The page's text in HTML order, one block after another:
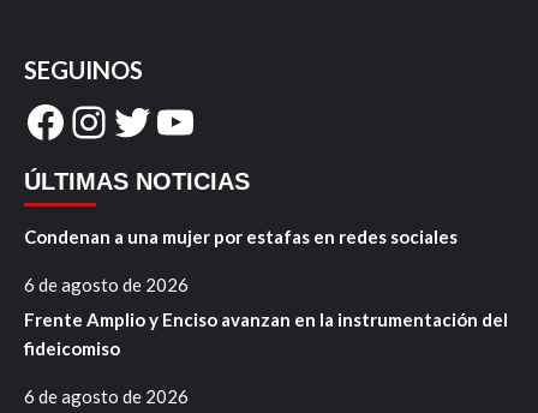
SEGUINOS
Facebook
Instagram
Twitter
YouTube
ÚLTIMAS NOTICIAS
Condenan a una mujer por estafas en redes sociales
6 de agosto de 2026
Frente Amplio y Enciso avanzan en la instrumentación del
fideicomiso
6 de agosto de 2026